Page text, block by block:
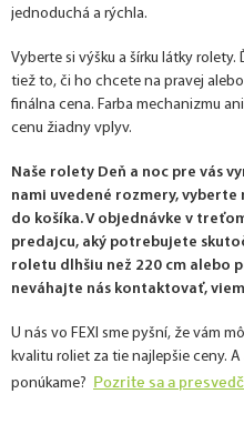
jednoduchá a rýchla.
Vyberte si výšku a šírku látky
tiež to, či ho chcete na pravej
finálna cena. Farba mechanizmu
cenu žiadny vplyv.
Naše rolety Deň a noc pre vás
nami uvedené rozmery,
do košíka. V objednávke v
predajcu, aký potrebujete
roletu dlhšiu než 220 cm alebo
neváhajte nás kontaktovať,
U nás vo FEXI sme pyšní, že vám
kvalitu roliet za tie najlepšie ceny.
ponúkame? Pozrite sa a